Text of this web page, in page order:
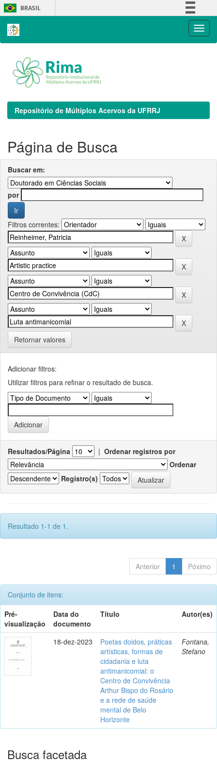
Skip
navigation
BRASIL
Repositório de Múltiplos Acervos da UFRRJ
Página de Busca
Buscar em:
por
Filtros correntes:
Retornar valores
Adicionar filtros:
Utilizar filtros para refinar o resultado de busca.
Resultados/Página | Ordenar registros por
Ordenar
Registro(s)
Resultado 1-1 de 1.
Anterior 1 Póximo
Conjunto de itens:
Pré-
visualização
Data do
documento
Título Autor(es)
18-dez-2023
Poetas doidos, práticas
artísticas, formas de
cidadania e luta
antimanicomial: o
Centro de Convivência
Arthur Bispo do Rosário
e a rede de saúde
mental de Belo
Horizonte
Fontana,
Stefano
Busca facetada